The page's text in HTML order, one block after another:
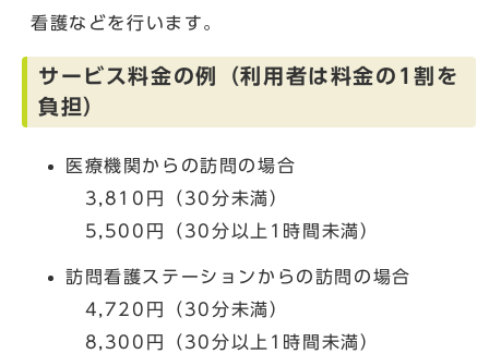
看護などを行います。
サービス料金の例（利用者は料金の1割を
負担）
医療機関からの訪問の場合
3,810円（30分未満）
5,500円（30分以上1時間未満）
訪問看護ステーションからの訪問の場合
4,720円（30分未満）
8,300円（30分以上1時間未満）